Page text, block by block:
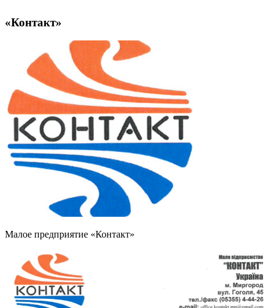
«Контакт»
Малое предприятие «Контакт»